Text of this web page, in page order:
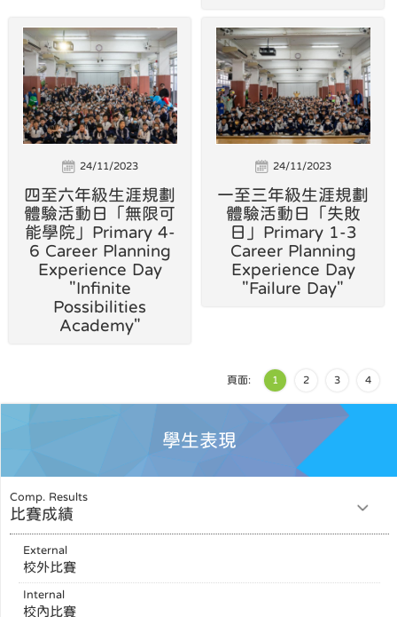
24/11/2023
四至六年級生涯規劃
體驗活動日「無限可
能學院」Primary 4-
6 Career Planning
Experience Day
"Infinite
Possibilities
Academy"
24/11/2023
一至三年級生涯規劃
體驗活動日「失敗
日」Primary 1-3
Career Planning
Experience Day
"Failure Day"
頁面: 1 2 3 4
學生表現
Comp. Results
比賽成績
External
校外比賽
Internal
校內比賽